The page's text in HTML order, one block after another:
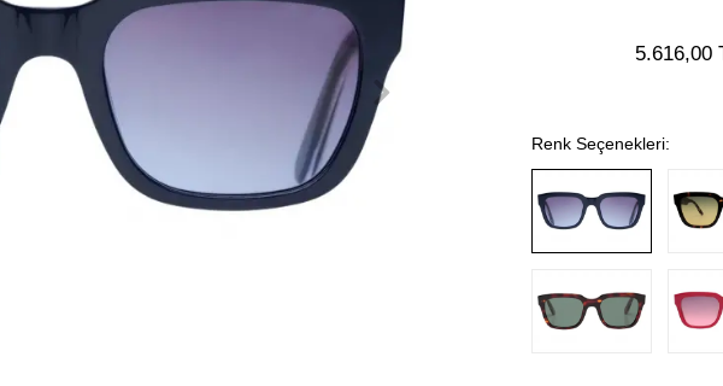
5.616,00
Renk Seçenekleri: